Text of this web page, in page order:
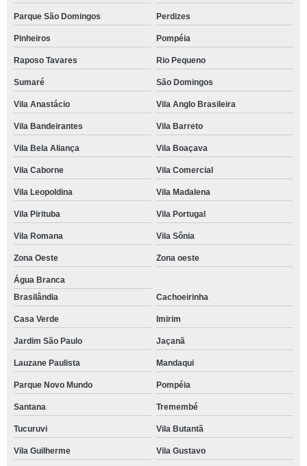
Parque São Domingos Perdizes
Pinheiros Pompéia
Raposo Tavares Rio Pequeno
Sumaré São Domingos
Vila Anastácio Vila Anglo Brasileira
Vila Bandeirantes Vila Barreto
Vila Bela Aliança Vila Boaçava
Vila Caborne Vila Comercial
Vila Leopoldina Vila Madalena
Vila Pirituba Vila Portugal
Vila Romana Vila Sônia
Zona Oeste Zona oeste
Água Branca
Brasilândia
Cachoeirinha
Casa Verde Imirim
Jardim São Paulo Jaçanã
Lauzane Paulista Mandaqui
Parque Novo Mundo Pompéia
Santana Tremembé
Tucuruvi Vila Butantã
Vila Guilherme Vila Gustavo